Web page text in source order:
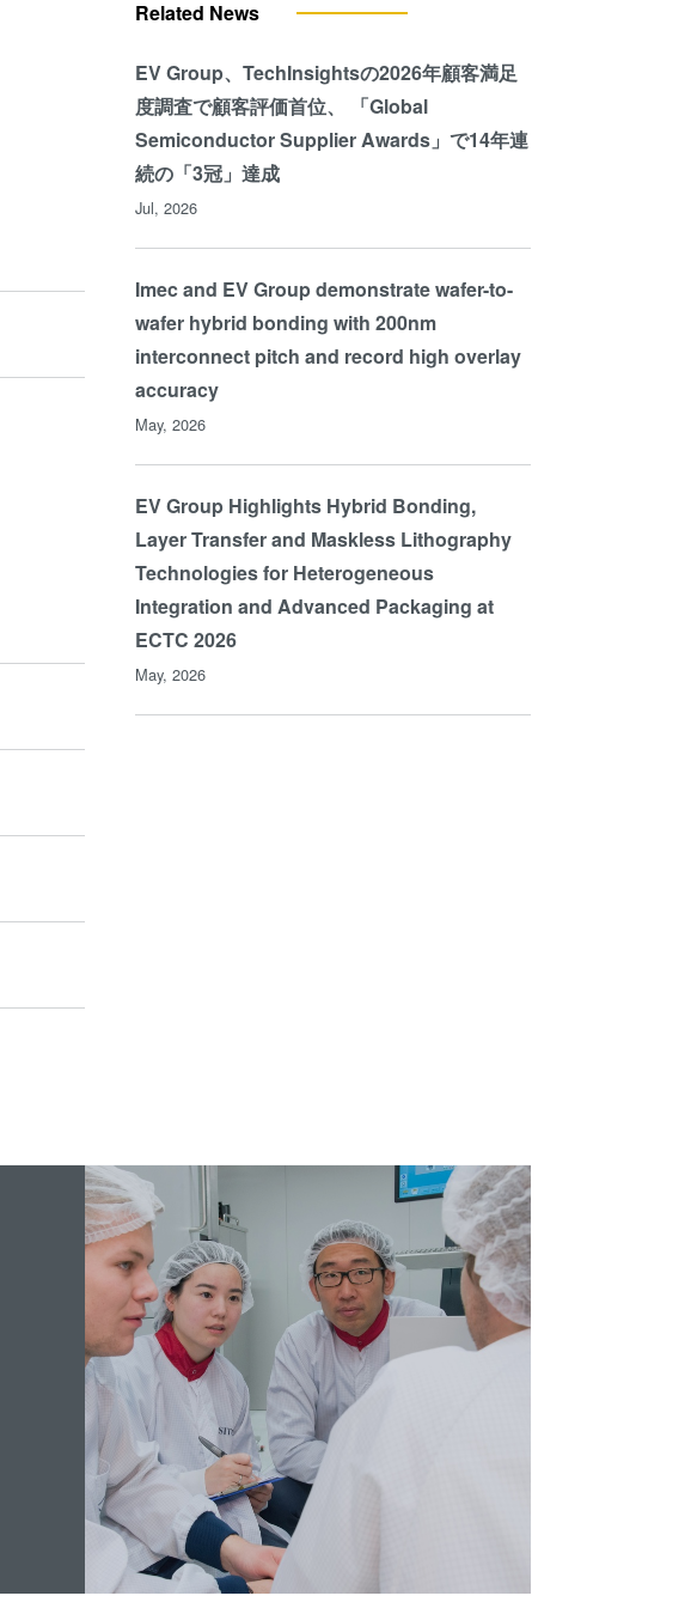
Related News
EV Group、TechInsightsの2026年顧客満足
度調査で顧客評価首位、 「Global
Semiconductor Supplier Awards」で14年連
続の「3冠」達成
Jul, 2026
Imec and EV Group demonstrate wafer-to-
wafer hybrid bonding with 200nm
interconnect pitch and record high overlay
accuracy
May, 2026
EV Group Highlights Hybrid Bonding,
Layer Transfer and Maskless Lithography
Technologies for Heterogeneous
Integration and Advanced Packaging at
ECTC 2026
May, 2026